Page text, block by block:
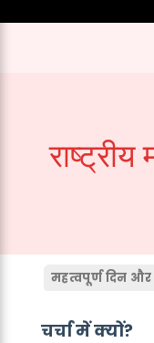
महत्वपूर्ण दिन
चर्चा में क्यों?